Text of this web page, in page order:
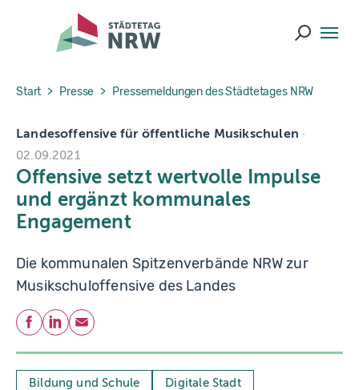
Skip to main navigation
Skip to main content
Skip to page footer
Suche
You are here:
Start Presse Pressemeldungen des Städtetages NRW
Landesoffensive für öffentliche Musikschulen
02.09.2021
Offensive setzt wertvolle Impulse
und ergänzt kommunales
Engagement
Die kommunalen Spitzenverbände NRW zur
Musikschuloffensive des Landes
Teilen
Facebook
LinkedIn
E-Mail
Bildung und Schule
Digitale Stadt